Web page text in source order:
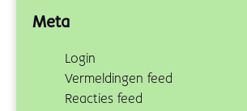
Meta
Login
Vermeldingen feed
Reacties feed